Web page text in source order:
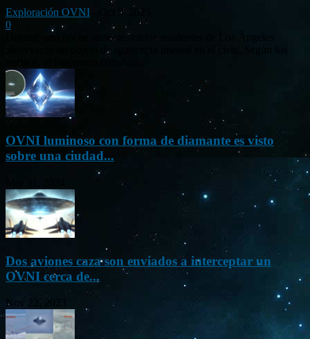
Exploración OVNI
Oct 5, 2025
0
Durante una noche reciente, varios residentes de Los Ángeles
observaron un objeto de apariencia inusual en el cielo. Según los
OVNI luminoso con forma de diamante es visto
sobre una ciudad...
Dos aviones caza son enviados a interceptar un
OVNI cerca de...
Nov 22, 2023